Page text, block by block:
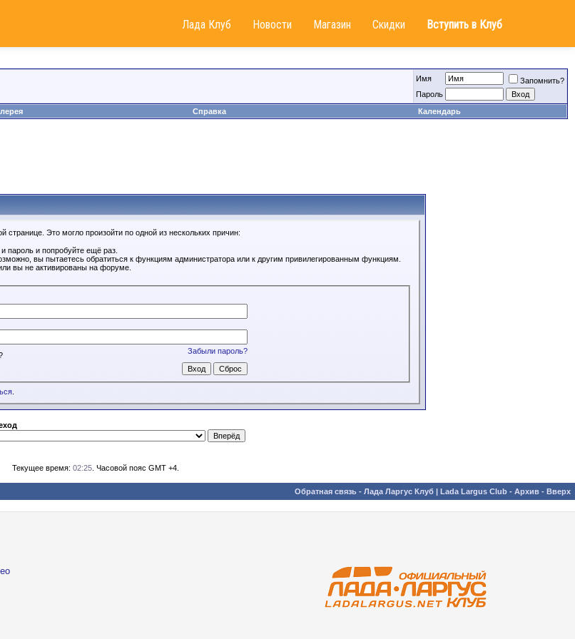
Лада Клуб Новости Магазин Скидки Вступить в Клуб
Имя
Запомнить?
Пароль
Справка Календарь
Это могло произойти по одной из нескольких причин:
пароль и попробуйте ещё раз.
вы пытаетесь обратиться к функциям администратора или к другим привилегированным функциям.
вы не активированы на форуме.
Забыли пароль?
Текущее время: 02:25 . Часовой пояс GMT +4.
Обратная связь - Лада Ларгус Клуб | Lada Largus Club - Архив - Вверх